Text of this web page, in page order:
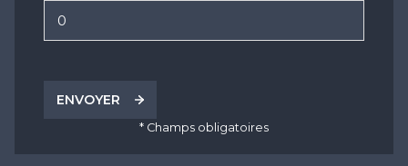
ENVOYER
* Champs obligatoires